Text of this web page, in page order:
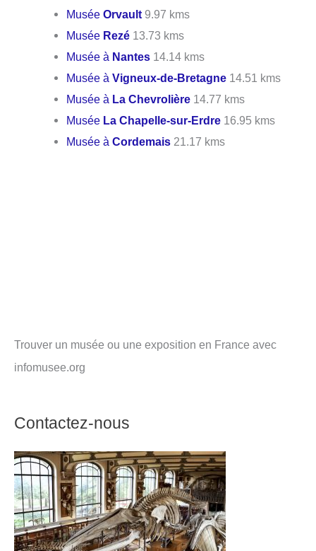
MuséeOrvault 9.97 kms
Musée Rezé 13.73 kms
Musée à Nantes 14.14 kms
Musée àVigneux-de-Bretagne 14.51 kms
Musée à La Chevrolière 14.77 kms
Musée La Chapelle-sur-Erdre 16.95 kms
Musée àCordemais 21.17 kms
Trouver un musée ou une exposition en France avec
infomusee.org
Contactez-nous